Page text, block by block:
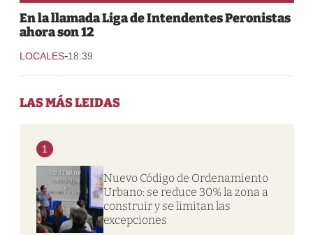
En la llamada Liga de Intendentes Peronistas
ahora son 12
LOCALES-18:39
LAS MÁS LEIDAS
1
Nuevo Código de Ordenamiento
Urbano: se reduce 30% la zona a
construir y se limitan las
excepciones